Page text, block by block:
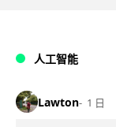
人工智能
Lawton 1 日